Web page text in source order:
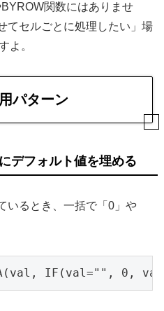
関数にはありませ
てセルごとに処理したい」場
よ。
パターン
デフォルト値を埋める
いるとき、一括で「0」や
IF(val="", 0,